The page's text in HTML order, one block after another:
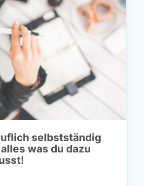
selbstständig
was du dazu